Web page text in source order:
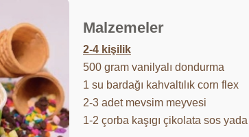
Malzemeler
2-4 kişilik
500 gram vanilyalı dondurma
1 su bardağı kahvaltılık corn flex
2-3 adet mevsim meyvesi
1-2 çorba kaşıgı çikolata sos